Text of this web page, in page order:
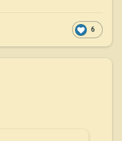
6